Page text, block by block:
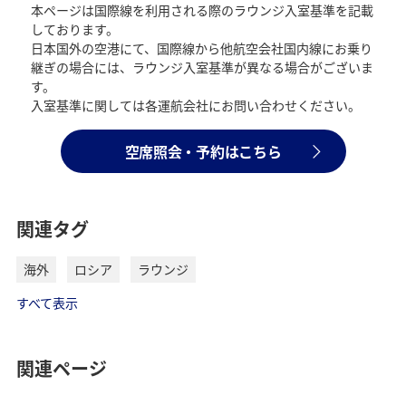
本ページは国際線を利用される際のラウンジ入室基準を記載
しております。
日本国外の空港にて、国際線から他航空会社国内線にお乗り
継ぎの場合には、ラウンジ入室基準が異なる場合がございま
す。
入室基準に関しては各運航会社にお問い合わせください。
空席照会・予約はこちら
関連タグ
海外 ロシア
ラウンジ
すべて表示
関連ページ